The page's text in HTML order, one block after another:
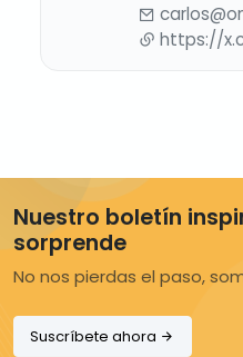
https://
Nuestro boletín
sorprende
No nos pierdas el paso,
Suscríbete ahora